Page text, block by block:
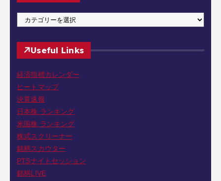
i
t
o
r
y
Useful Links
経済指標カレンダー
ヒートマップ
決算速報
日本株 ランキング
米国株 ランキング
株式スクリーナー
銘柄スカウター
PTSナイトセッション
銘柄LIVE